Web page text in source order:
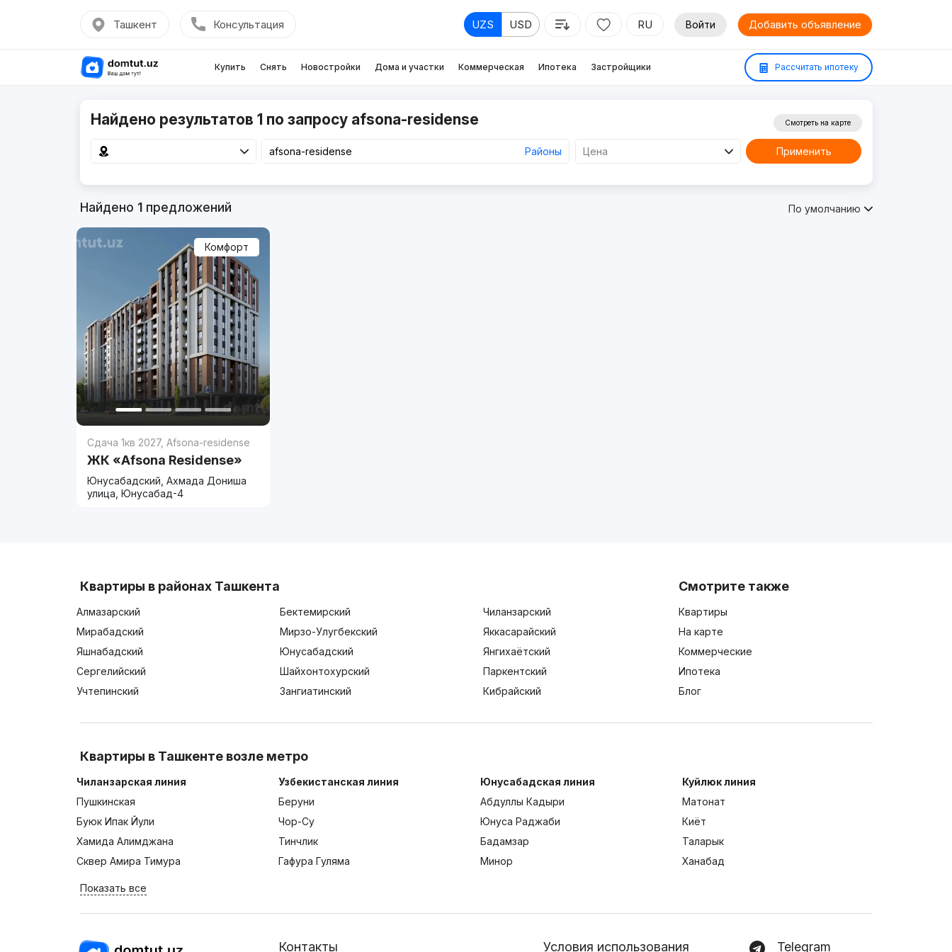
Ташкент Консультация UZS USD RU Войти Добавить объявление
Купить Снять Новостройки Дома и участки Коммерческая Ипотека Застройщики Рассчитать ипотеку
Найдено результатов 1 по запросу afsona-residense
Районы Цена
Смотреть на карте
Применить
Найдено 1предложений По умолчанию
Комфорт
Сдача 1кв 2027,Afsona-residense
ЖК «Afsona Residense»
Юнусабадский, Ахмада Дониша
улица, Юнусабад-4
Квартиры в районах Ташкента
Алмазарский Бектемирский
Чиланзарский
Мирабадский
Мирзо-Улугбекский
Яккасарайский
Яшнабадский
Юнусабадский
Янгихаётский
Сергелийский
Шайхонтохурский
Паркентский
Учтепинский
Зангиатинский Кибрайский
Смотрите также
Квартиры
На карте
Коммерческие
Ипотека
Блог
Квартиры в Ташкенте возле метро
Чиланзарская линия
Пушкинская
Буюк Ипак Йули
Хамида Алимджана
Сквер Амира Тимура
Узбекистанская линия
Беруни
Чор-Су
Тинчлик
Гафура Гуляма
Юнусабадская линия
Абдуллы Кадыри
Юнуса Раджаби
Бадамзар
Минор
Куйлюк линия
Матонат
Киёт
Таларык
Ханабад
Показать все
Контакты Условия использования Telegram